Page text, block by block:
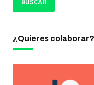
¿Quieres colaborar?